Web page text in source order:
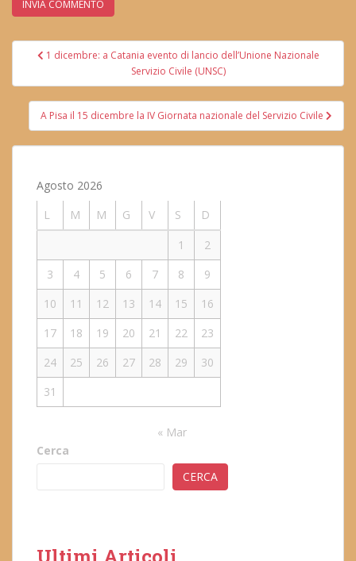
Navigazione
1 dicembre: a Catania evento di lancio dell’Unione Nazionale
Servizio Civile (UNSC)
A Pisa il 15 dicembre la IV Giornata nazionale del Servizio Civile
Agosto 2026
L
M M G V S
D
1
2
3
4 5 6 7 8
9
10
11 12 13 14 15
16
17
18 19 20 21 22
23
24
25 26 27 28 29
30
31
« Mar
Cerca
CERCA